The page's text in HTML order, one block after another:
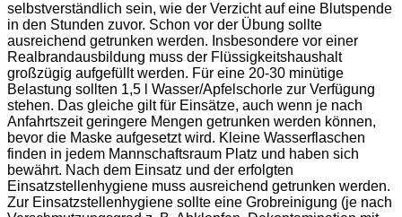
selbstverständlich sein, wie der Verzicht auf eine Blutspende
in den Stunden zuvor. Schon vor der Übung sollte
ausreichend getrunken werden. Insbesondere vor einer
Realbrandausbildung muss der Flüssigkeitshaushalt
großzügig aufgefüllt werden. Für eine 20-30 minütige
Belastung sollten 1,5 l Wasser/Apfelschorle zur Verfügung
stehen. Das gleiche gilt für Einsätze, auch wenn je nach
Anfahrtszeit geringere Mengen getrunken werden können,
bevor die Maske aufgesetzt wird. Kleine Wasserflaschen
finden in jedem Mannschaftsraum Platz und haben sich
bewährt. Nach dem Einsatz und der erfolgten
Einsatzstellenhygiene muss ausreichend getrunken werden.
Zur Einsatzstellenhygiene sollte eine Grobreinigung (je nach